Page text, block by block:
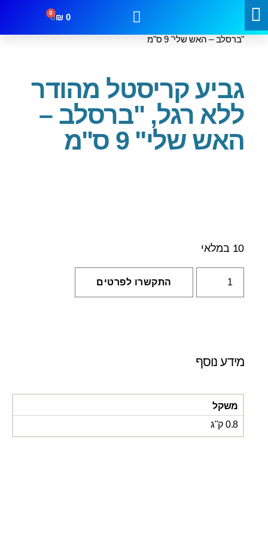
0
₪
0
גביעים/ גביע קריסטל מהודר ללא רגל,
"ברסלב – האש שלי" 9 ס"מ
גביע קריסטל מהודר
ללא רגל, "ברסלב –
האש שלי" 9 ס"מ
10 במלאי
התקשרו לפרטים
מידע נוסף
משקל
0.8 ק"ג